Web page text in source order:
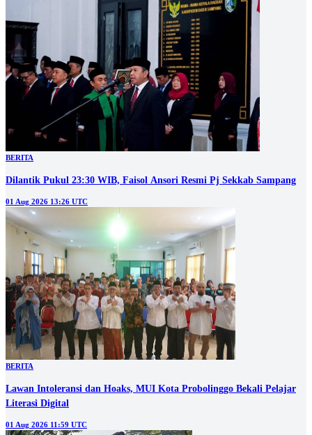
BERITA
Dilantik Pukul 23:30 WIB, Faisol Ansori Resmi Pj Sekkab Sampang
01 Aug 2026 13:26 UTC
BERITA
‎Lawan Intoleransi dan Hoaks, MUI Kota Probolinggo Bekali Pelajar
Literasi Digital
01 Aug 2026 11:59 UTC